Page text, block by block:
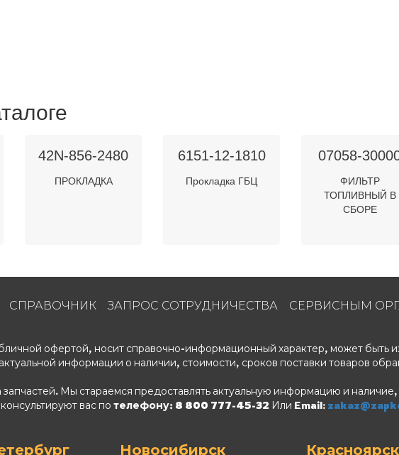
42N-856-2480
ПРОКЛАДКА
6151-12-1810
Прокладка ГБЦ
07058-
ФИЛЬТР
ТОПЛИВНЫЙ В
СБОРЕ
СПРАВОЧНИК ЗАПРОС СОТРУДНИЧЕСТВА СЕРВИСНЫМ
офертой, носит справочно-информационный характер, может быть
информации о наличии, стоимости, сроков поставки товаров
Мы стараемся предоставлять актуальную информацию и
вас по телефону: 8 800 777-45-32 Или Email:
Новосибирск Красноярск